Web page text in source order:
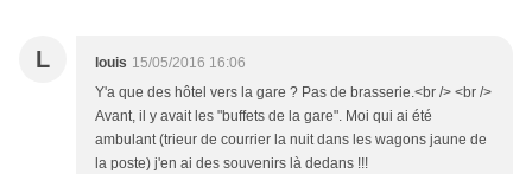
L louis 15/05/2016 16:06
Y'a que des hôtel vers la gare ? Pas de brasserie.<br /> <br />
Avant, il y avait les "buffets de la gare". Moi qui ai été
ambulant (trieur de courrier la nuit dans les wagons jaune de
la poste) j'en ai des souvenirs là dedans !!!